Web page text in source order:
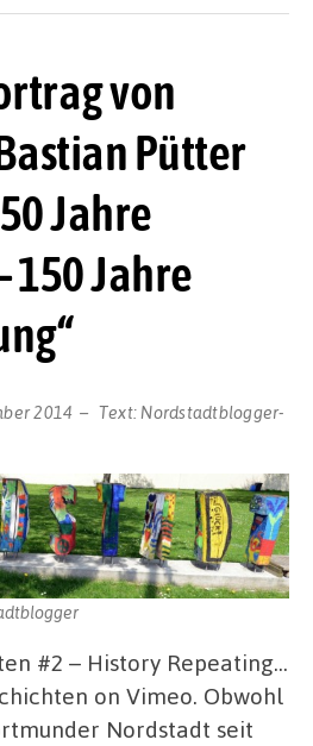
von
Pütter
Jahre
150 Jahre
2014 Text: Nordstadtblogger-
#2 – History Repeating…
on Vimeo. Obwohl
Nordstadt seit